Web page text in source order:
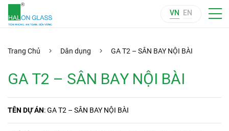
VN EN
Trang Chủ Dân dụng GA T2 – SÂN BAY NỘI BÀI
GA T2 – SÂN BAY NỘI BÀI
TÊN DỰ ÁN: GA T2 – SÂN BAY NỘI BÀI